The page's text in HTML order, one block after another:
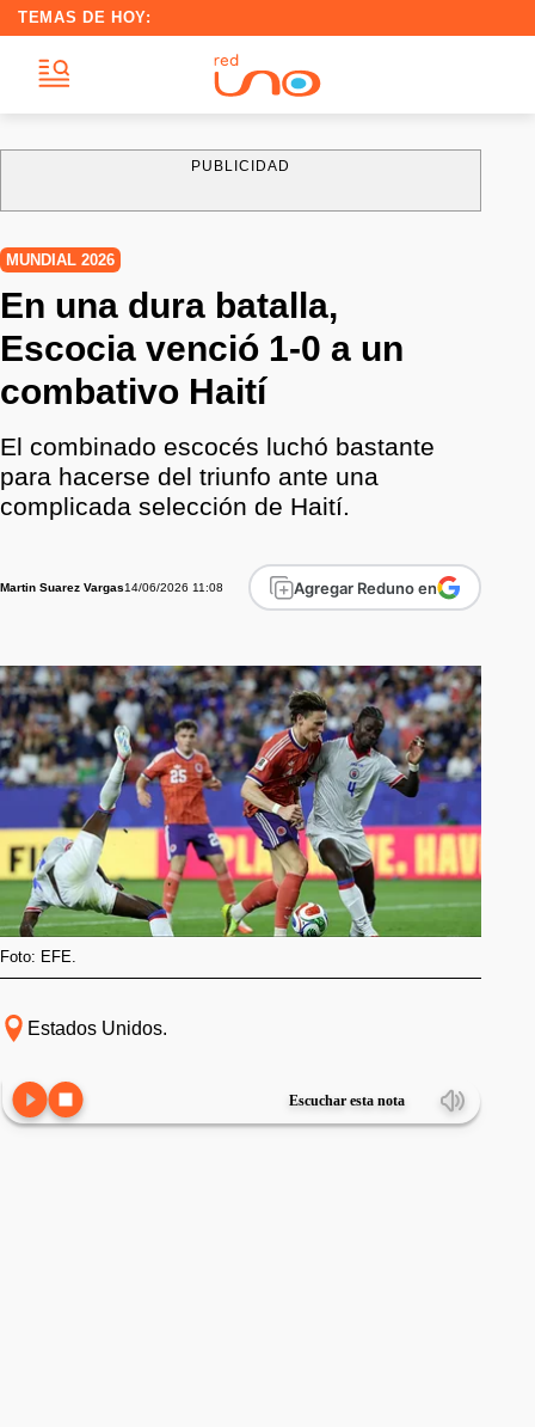
TEMAS DE HOY:
PUBLICIDAD
MUNDIAL 2026
En una dura batalla,
Escocia venció 1-0 a un
combativo Haití
El combinado escocés luchó bastante
para hacerse del triunfo ante una
complicada selección de Haití.
Martin Suarez Vargas14/06/2026 11:08 Agregar Reduno en
Foto: EFE.
Estados Unidos.
Escuchar esta nota